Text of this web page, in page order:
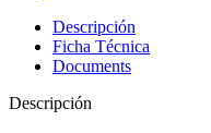
Descripción
Ficha Técnica
Documents
Descripción